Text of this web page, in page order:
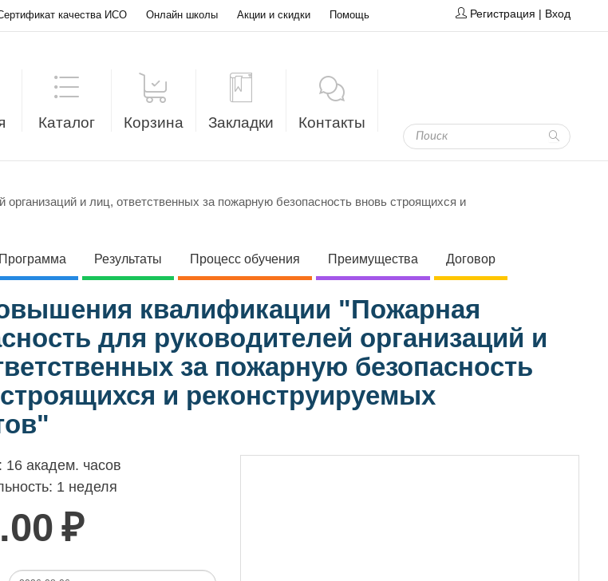
качества ИСО Онлайн школы Акции и скидки Помощь Регистрация | Вход
Каталог Корзина Закладки Контакты
и лиц, ответственных за пожарную безопасность вновь строящихся и
Программа Результаты Процесс обучения Преимущества Договор
квалификации "Пожарная
для руководителей организаций и
за пожарную безопасность
и реконструируемых
16 академ. часов
1 неделя
₽